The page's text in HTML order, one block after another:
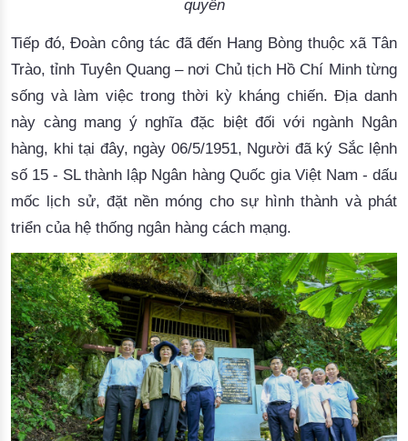
quyền
Tiếp đó,Đoàn công tác đã đến Hang Bòng thuộc xã Tân
Trào, tỉnh Tuyên Quang – nơi Chủ tịch Hồ Chí Minh từng
sống và làm việc trong thời kỳ kháng chiến.Địa danh
này càng mang ý nghĩa đặc biệt đối với ngành Ngân
hàng, khi tại đây, ngày 06/5/1951, Người đã ký Sắc lệnh
số 15 - SL thành lập Ngân hàng Quốc gia Việt Nam - dấu
mốc lịch sử, đặt nền móng cho sự hình thành và phát
triển của hệ thống ngân hàng cách mạng.